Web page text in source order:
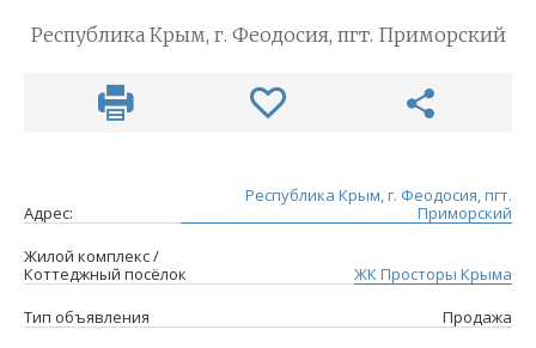
Республика Крым, г. Феодосия, пгт. Приморский
Адрес:
Республика Крым, г. Феодосия, пгт.
Приморский
Жилой комплекс /
Коттеджный посёлок
ЖК Просторы Крыма
Тип объявления
Продажа